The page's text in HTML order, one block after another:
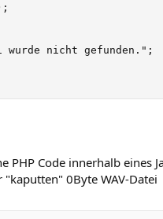
wurde nicht gefunden.";
PHP Code innerhalb eines
0Byte WAV-Datei